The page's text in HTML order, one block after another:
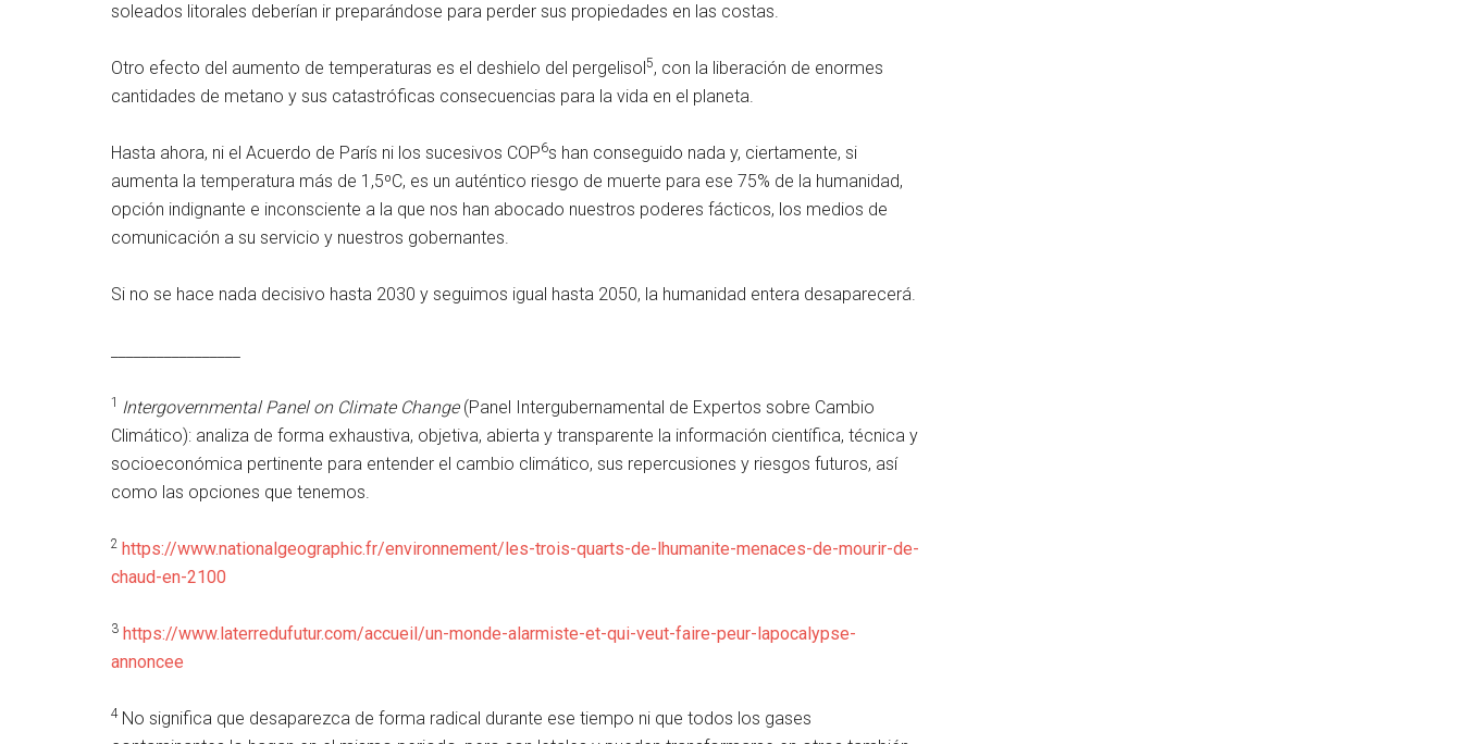
soleados litorales deberían ir preparándose para perder sus propiedades en las costas.
Otro efecto del aumento de temperaturas es el deshielo del pergelisol5, con la liberación de enormes
cantidades de metano y sus catastróficas consecuencias para la vida en el planeta.
Hasta ahora, ni el Acuerdo de París ni los sucesivos COP6s han conseguido nada y, ciertamente, si
aumenta la temperatura más de 1,5ºC, es un auténtico riesgo de muerte para ese 75% de la humanidad,
opción indignante e inconsciente a la que nos han abocado nuestros poderes fácticos, los medios de
comunicación a su servicio y nuestros gobernantes.
Si no se hace nada decisivo hasta 2030 y seguimos igual hasta 2050, la humanidad entera desaparecerá.
1 Intergovernmental Panel on Climate Change(Panel Intergubernamental de Expertos sobre Cambio
Climático): analiza de forma exhaustiva, objetiva, abierta y transparente la información científica, técnica y
socioeconómica pertinente para entender el cambio climático, sus repercusiones y riesgos futuros, así
como las opciones que tenemos.
2 https://www.nationalgeographic.fr/environnement/les-trois-quarts-de-lhumanite-menaces-de-mourir-de-
chaud-en-2100
3 https://www.laterredufutur.com/accueil/un-monde-alarmiste-et-qui-veut-faire-peur-lapocalypse-
annoncee
4 No significa que desaparezca de forma radical durante ese tiempo ni que todos los gases